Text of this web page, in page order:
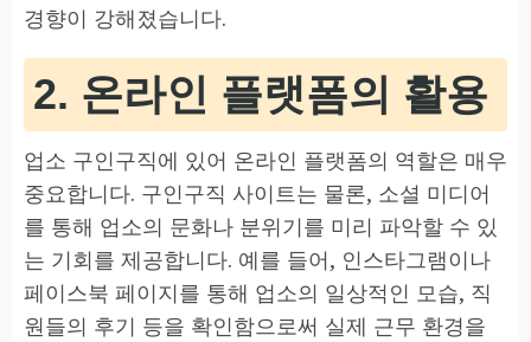
경향이 강해졌습니다.
2. 온라인 플랫폼의 활용
업소 구인구직에 있어 온라인 플랫폼의 역할은 매우
중요합니다. 구인구직 사이트는 물론, 소셜 미디어
를 통해 업소의 문화나 분위기를 미리 파악할 수 있
는 기회를 제공합니다. 예를 들어, 인스타그램이나
페이스북 페이지를 통해 업소의 일상적인 모습, 직
원들의 후기 등을 확인함으로써 실제 근무 환경을